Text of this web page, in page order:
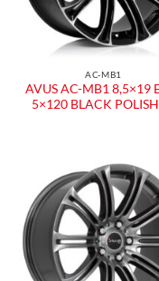
AC-MB1
AVUS AC-MB1 8,5×19
5×120 BLACK